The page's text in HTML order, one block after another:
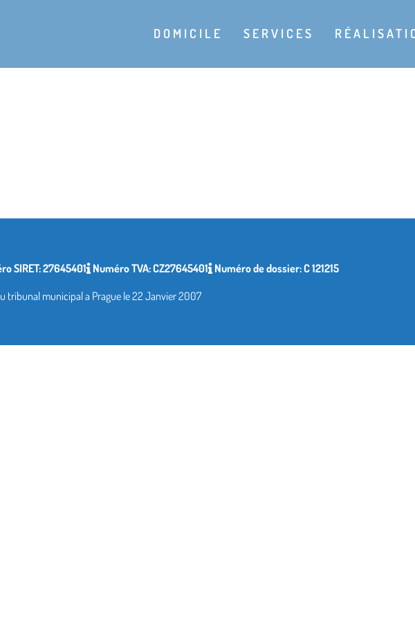
DOMICILE SERVICES
SIRET: 27645401 Numéro TVA: CZ27645401 Numéro de dossier: C 121215
tribunal municipal a Prague le 22 Janvier 2007